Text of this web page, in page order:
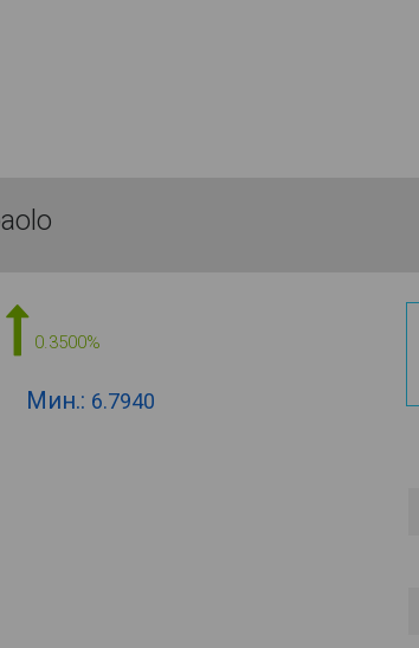
0.3500%
Мин.: 6.7940